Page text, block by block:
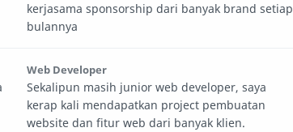
kerjasama sponsorship dari banyak brand setiap
bulannya
Web Developer
Sekalipun masih junior web developer, saya
kerap kali mendapatkan project pembuatan
website dan fitur web dari banyak klien.